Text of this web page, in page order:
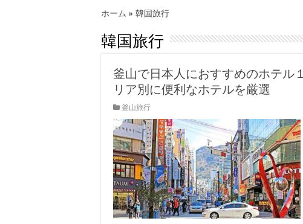
ホーム » 韓国旅行
韓国旅行
釜山で日本人におすすめのホテル
リア別に便利なホテルを厳選
釜山旅行